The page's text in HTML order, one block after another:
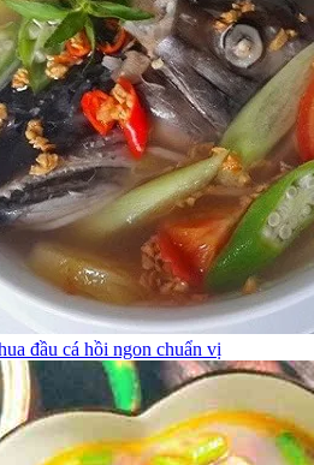
đầu cá hồi ngon chuẩn vị